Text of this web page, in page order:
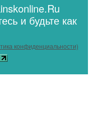
и будьте как
конфиденциальности)